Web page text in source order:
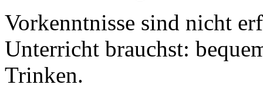
Vorkenntnisse sind nicht
Unterricht brauchst:
Trinken.